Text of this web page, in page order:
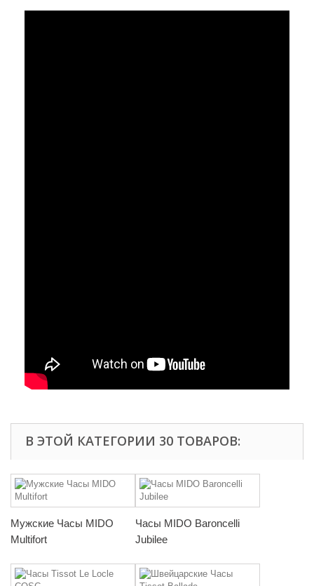
В ЭТОЙ КАТЕГОРИИ 30 ТОВАРОВ:
Мужские Часы MIDO
Multifort
Часы MIDO Baroncelli
Jubilee